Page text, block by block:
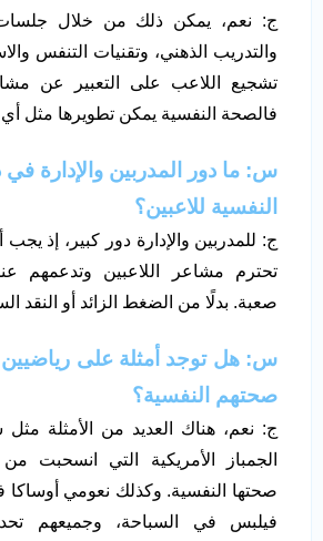
ج: نعم، يمكن ذلك من خلال
والتدريب الذهني، وتقنيات التنفس
تشجيع اللاعب على التعبير عن
فالصحة النفسية يمكن تطويرها مثل أي
س: ما دور المدربين والإدارة
النفسية للاعبين؟
ج: للمدربين والإدارة دور كبير، إذ يجب
تحترم مشاعر اللاعبين وتدعمهم
صعبة. بدلًا من الضغط الزائد أو النقد
س: هل توجد أمثلة على رياضيين
صحتهم النفسية؟
ج: نعم، هناك العديد من الأمثلة مثل
الجمباز الأمريكية التي انسحبت من
صحتها النفسية. وكذلك نعومي أوساكا
فيلبس في السباحة، وجميعهم